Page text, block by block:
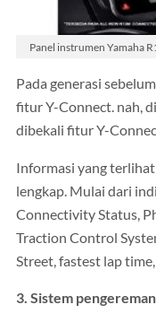
Panel instrumen Yamaha
Pada generasi
fitur Y-Connect. nah,
dibekali fitur Y-
Informasi yang
lengkap. Mulai dari
Connectivity Status,
Traction Control
Street, fastest lap
3. Sistem pengereman